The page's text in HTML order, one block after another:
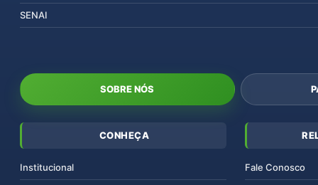
SENAI
SOBRE NÓS
CONHEÇA
Institucional Fale Conosco